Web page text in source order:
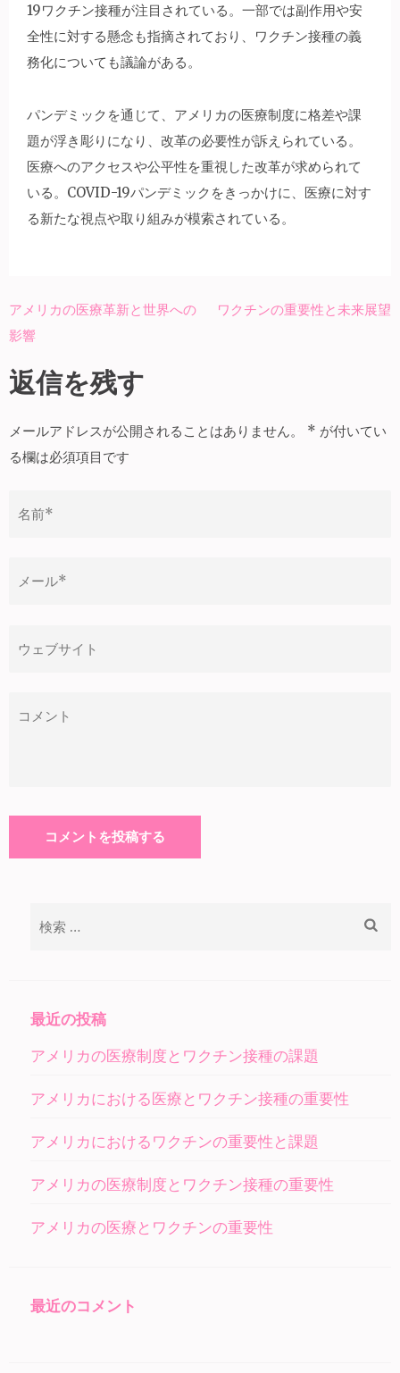
19ワクチン接種が注目されている。一部では副作用や安
全性に対する懸念も指摘されており、ワクチン接種の義
務化についても議論がある。
パンデミックを通じて、アメリカの医療制度に格差や課
題が浮き彫りになり、改革の必要性が訴えられている。
医療へのアクセスや公平性を重視した改革が求められて
いる。COVID-19パンデミックをきっかけに、医療に対す
る新たな視点や取り組みが模索されている。
投
ナ
ビ
ゲ
ー
ョ
アメリカの医療革新と世界への
影響
ワクチンの重要性と未来展望
返信を残す
メールアドレスが公開されることはありません。 * が付いてい
る欄は必須項目です
最近の投稿
アメリカの医療制度とワクチン接種の課題
アメリカにおける医療とワクチン接種の重要性
アメリカにおけるワクチンの重要性と課題
アメリカの医療制度とワクチン接種の重要性
アメリカの医療とワクチンの重要性
最近のコメント